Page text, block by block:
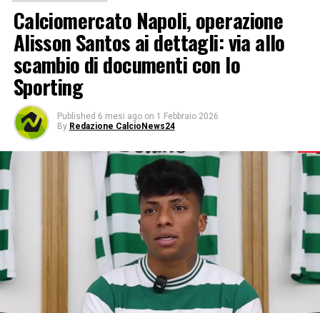
Calciomercato Napoli, operazione
Alisson Santos ai dettagli: via allo
scambio di documenti con lo
Sporting
Published 6 mesi ago on 1 Febbraio 2026
By Redazione CalcioNews24